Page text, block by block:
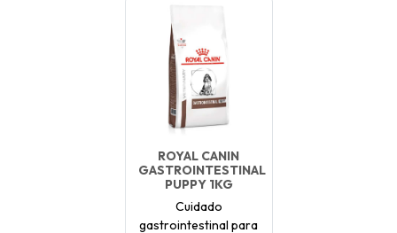
ROYAL CANIN
GASTROINTESTINAL
PUPPY 1KG
Cuidado
gastrointestinal para